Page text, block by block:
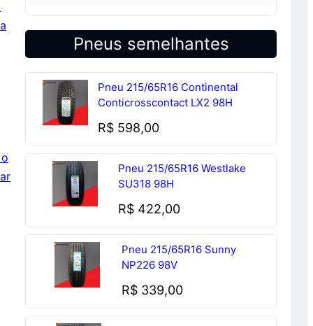
Pneus semelhantes
Pneu 215/65R16 Continental
Conticrosscontact LX2 98H
R$598,00
Pneu 215/65R16 Westlake
SU318 98H
R$422,00
Pneu 215/65R16 Sunny
NP226 98V
R$ 339,00